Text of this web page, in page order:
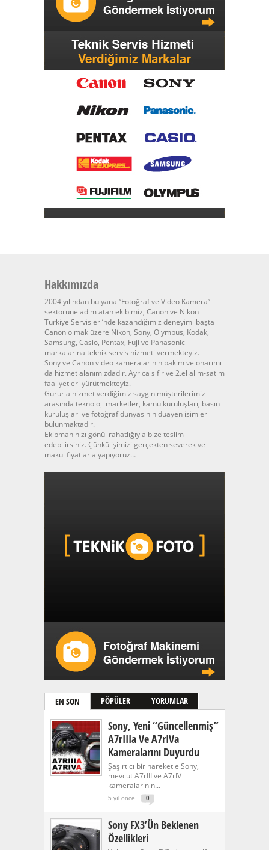
Hakkımızda
2004 yılından bu yana “Fotoğraf ve Video Kamera”
sektörüne adım atan ekibimiz, Canon ve Nikon
Türkiye Servisleri’nde kazandığımız deneyimi başta
Canon olmak üzere Nikon, Sony, Olympus, Kodak,
Samsung, Casio, Pentax, Fuji ve Panasonic
markalarına teknik servis hizmeti vermekteyiz.
Sony ve Canon video kameralarının bakım ve onarımı
da hizmet alanımızdadır. Ayrıca sıfır ve 2.el alım-satım
faaliyetleri yürütmekteyiz.
Gururla hizmet verdiğimiz saygın müşterilerimiz
arasında teknoloji marketler, kamu kuruluşları, basın
kuruluşları ve fotoğraf dünyasının duayen isimleri
bulunmaktadır.
Ekipmanınızı gönül rahatlığıyla bize teslim
edebilirsiniz. Çünkü işimizi gerçekten severek ve
makul fiyatlarla yapıyoruz…
EN SON PÖPÜLER YORUMLAR
Sony, Yeni “güncellenmiş”
A7rIIIa Ve A7rIVa
Kameralarını Duyurdu
Şaşırtıcı bir hareketle Sony,
mevcut A7rIII ve A7rIV
kameralarının...
5 yıl önce 0
Sony FX3’ün Beklenen
Özellikleri